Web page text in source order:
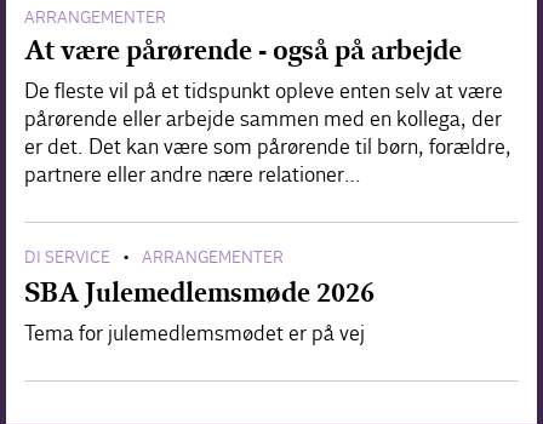
ARRANGEMENTER
At være pårørende - også på arbejde
De fleste vil på et tidspunkt opleve enten selv at være
pårørende eller arbejde sammen med en kollega, der
er det. Det kan være som pårørende til børn, forældre,
partnere eller andre nære relationer…
DI SERVICE • ARRANGEMENTER
SBA Julemedlemsmøde 2026
Tema for julemedlemsmødet er på vej